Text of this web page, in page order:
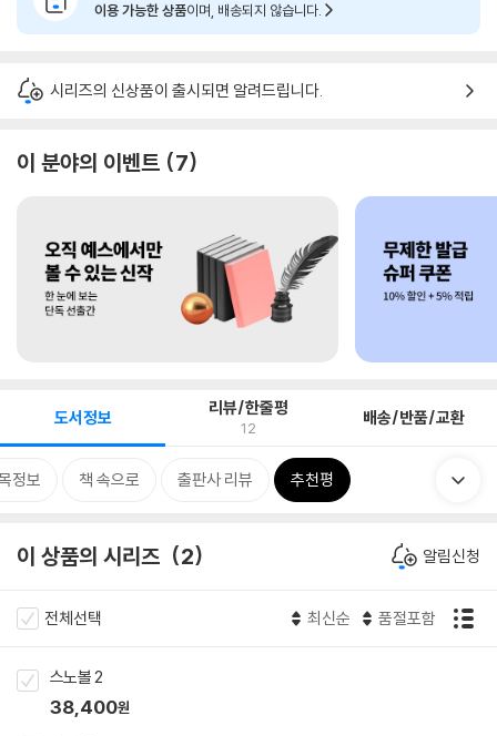
이용 가능한 상품이며, 배송되지 않습니다.
시리즈의 신상품이 출시되면 알려드립니다.
이 분야의 이벤트 7
도서정보 리뷰/한줄평
12 배송/반품/교환
정보 책 속으로 출판사 리뷰 추천평
이 상품의 시리즈 2 알림신청
전체선택 최신순 품절포함
스노볼 2
38,400원